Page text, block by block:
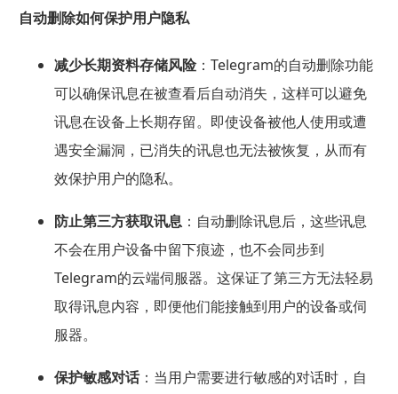
自动删除如何保护用户隐私
减少长期资料存储风险：Telegram的自动删除功能
可以确保讯息在被查看后自动消失，这样可以避免
讯息在设备上长期存留。即使设备被他人使用或遭
遇安全漏洞，已消失的讯息也无法被恢复，从而有
效保护用户的隐私。
防止第三方获取讯息：自动删除讯息后，这些讯息
不会在用户设备中留下痕迹，也不会同步到
Telegram的云端伺服器。这保证了第三方无法轻易
取得讯息内容，即便他们能接触到用户的设备或伺
服器。
保护敏感对话：当用户需要进行敏感的对话时，自